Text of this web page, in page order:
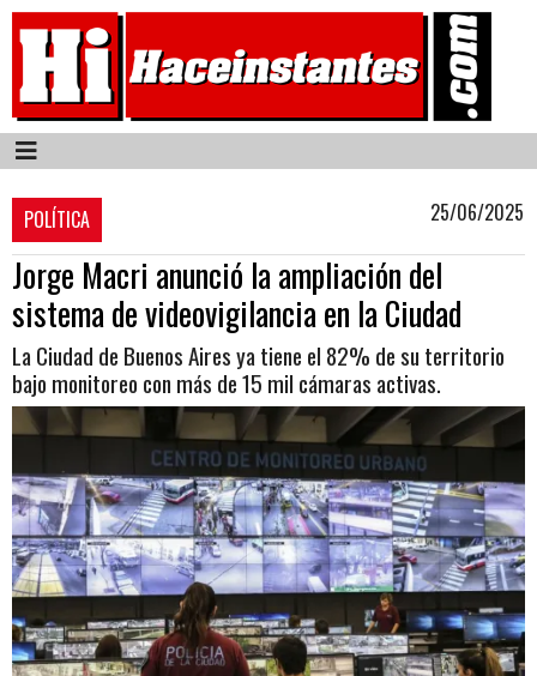
POLÍTICA 25/06/2025
Jorge Macri anunció la ampliación del
sistema de videovigilancia en la Ciudad
La Ciudad de Buenos Aires ya tiene el 82% de su territorio
bajo monitoreo con más de 15 mil cámaras activas.